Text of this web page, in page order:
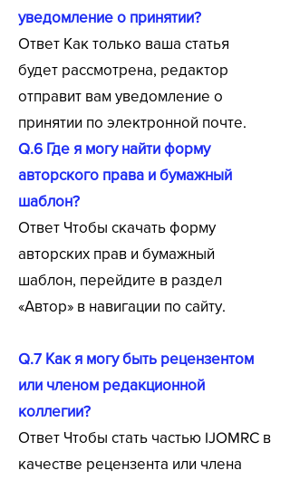
уведомление о принятии?
Ответ Как только ваша статья
будет рассмотрена, редактор
отправит вам уведомление о
принятии по электронной почте.
Q.6 Где я могу найти форму
авторского права и бумажный
шаблон?
Ответ Чтобы скачать форму
авторских прав и бумажный
шаблон, перейдите в раздел
«Автор» в навигации по сайту.
Q.7 Как я могу быть рецензентом
или членом редакционной
коллегии?
Ответ Чтобы стать частью IJOMRC в
качестве рецензента или члена